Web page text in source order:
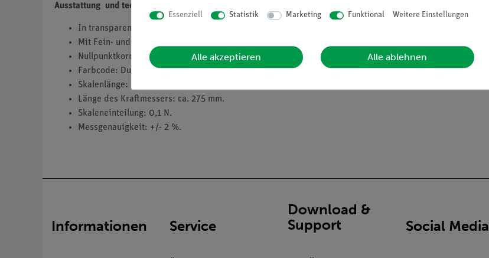
Ausstattung und technische Daten
In transparenter Hülse mit Aufhänge- und Lasthaken.
Mit Fein- und Demonstrationsskale.
Nullpunktkorrektur und Überdehnungsschutz.
Farbcode: Dunkelgrün.
Skalenlänge: ca. 105 mm.
Länge des Kraftmessers: ca. 275 mm.
Skaleneinteilung: 0,1 N.
Messgenauigkeit: +/- 2 %.
Informationen Service
Download &
Support
Social Media
Essenziell Statistik Marketing Funktional Weitere Einstellungen
Alle akzeptieren Alle ablehnen